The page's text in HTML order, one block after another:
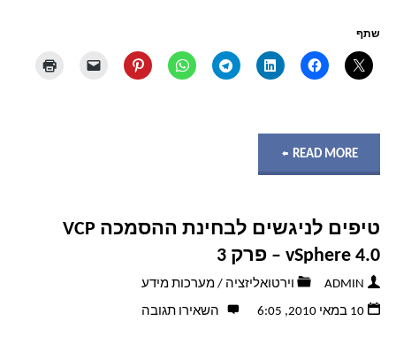
שתף
READ MORE "מילת
במערכות
מידע
–
טיפים לניגשים לבחינת ההסמכה VCP
vSphere 4.0 – פרק 3
ADMIN וירטואליזציה /מערכות מידע
10 במאי 2010, 6:05
השאירו תגובה